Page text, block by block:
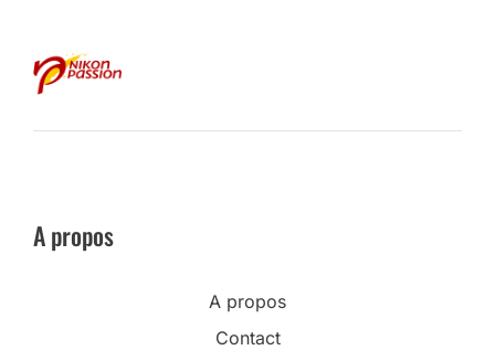
A propos
A propos
Contact